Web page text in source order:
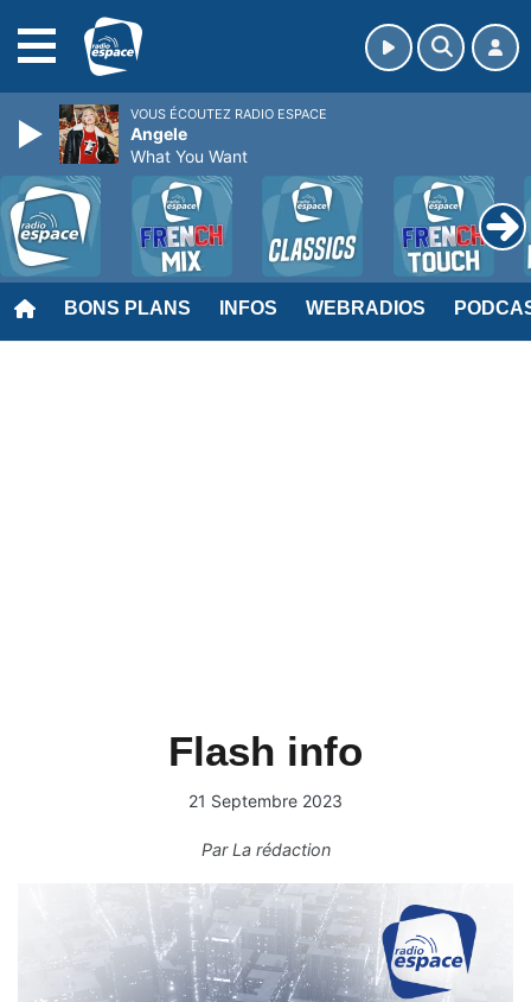
BONS PLANS INFOS WEBRADIOS
Flash info
21 Septembre 2023
ParLa rédaction
VOUS ÉCOUTEZ RADIO ESPACE
Angele
What You Want